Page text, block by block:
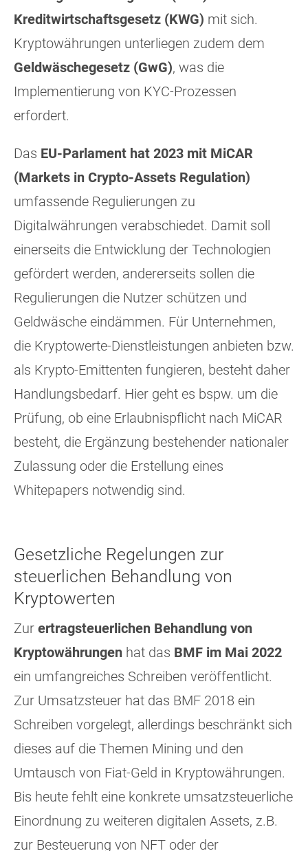
Kreditwirtschaftsgesetz (KWG) mit sich.
Kryptowährungen unterliegen zudem dem
Geldwäschegesetz (GwG), was die
Implementierung von KYC-Prozessen
erfordert.
Das EU-Parlament hat 2023 mit MiCAR
(Markets in Crypto-Assets Regulation)
umfassende Regulierungen zu
Digitalwährungen verabschiedet. Damit soll
einerseits die Entwicklung der Technologien
gefördert werden, andererseits sollen die
Regulierungen die Nutzer schützen und
Geldwäsche eindämmen. Für Unternehmen,
die Kryptowerte-Dienstleistungen anbieten bzw.
als Krypto-Emittenten fungieren, besteht daher
Handlungsbedarf. Hier geht es bspw. um die
Prüfung, ob eine Erlaubnispflicht nach MiCAR
besteht, die Ergänzung bestehender nationaler
Zulassung oder die Erstellung eines
Whitepapers notwendig sind.
Gesetzliche Regelungen zur
steuerlichen Behandlung von
Kryptowerten
Zur ertragsteuerlichen Behandlung von
Kryptowährungen hat das BMF im Mai 2022
ein umfangreiches Schreiben veröffentlicht.
Zur Umsatzsteuer hat das BMF 2018 ein
Schreiben vorgelegt, allerdings beschränkt sich
dieses auf die Themen Mining und den
Umtausch von Fiat-Geld in Kryptowährungen.
Bis heute fehlt eine konkrete umsatzsteuerliche
Einordnung zu weiteren digitalen Assets, z.B.
zur Besteuerung von NFT oder der